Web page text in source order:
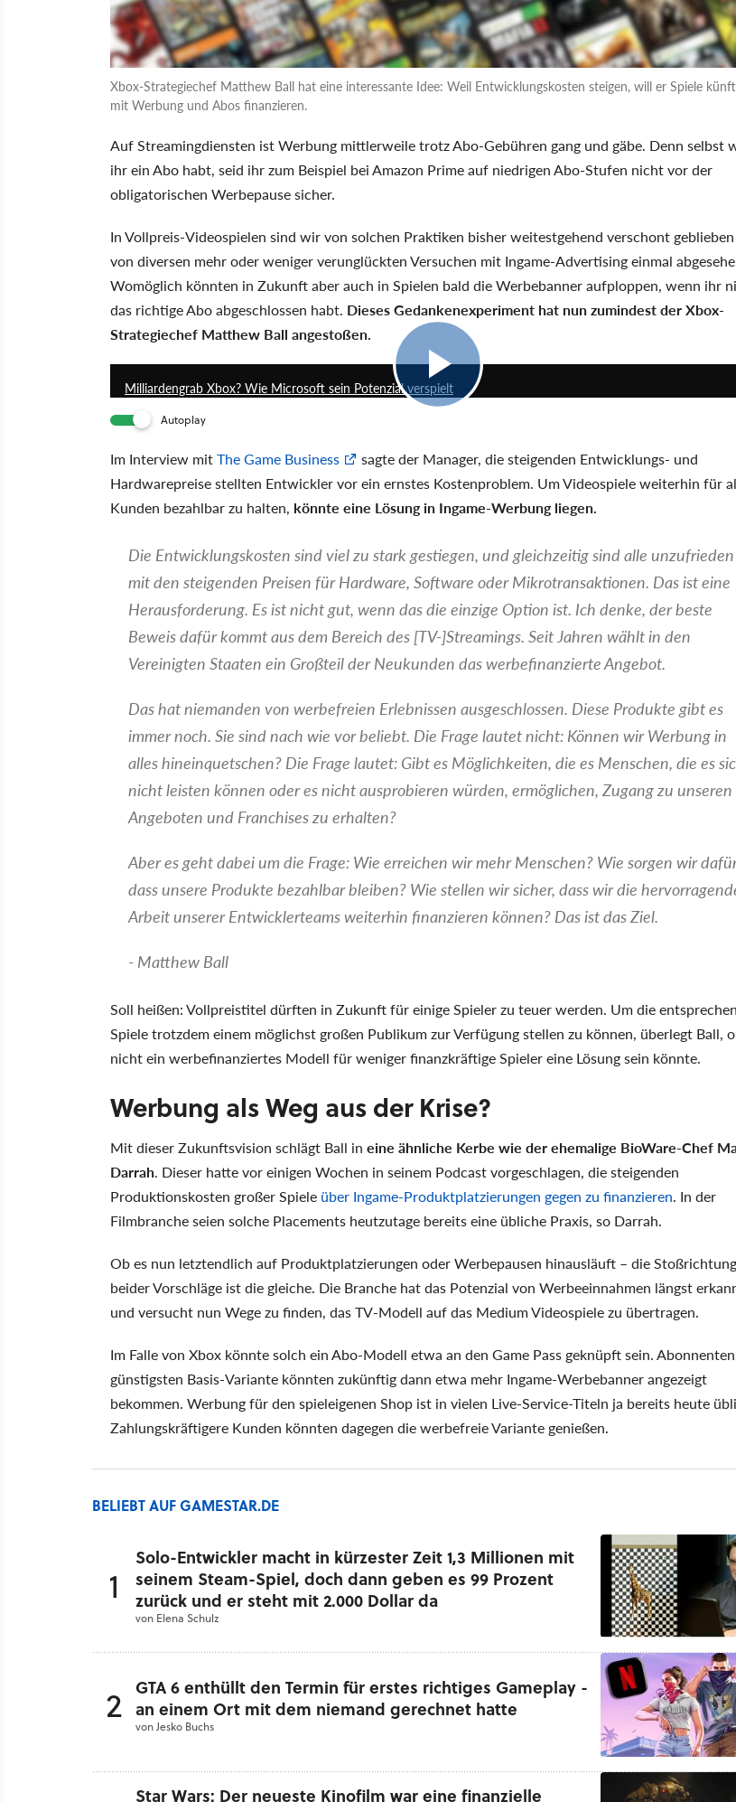
Xbox-Strategiechef Matthew Ball hat eine interessante Idee: Weil Entwicklungskosten steigen, will er Spiele
mit Werbung und Abos finanzieren.
Auf Streamingdiensten ist Werbung mittlerweile trotz Abo-Gebühren gang und gäbe. Denn selbst
ihr ein Abo habt, seid ihr zum Beispiel bei Amazon Prime auf niedrigen Abo-Stufen nicht vor der
obligatorischen Werbepause sicher.
In Vollpreis-Videospielen sind wir von solchen Praktiken bisher weitestgehend verschont
von diversen mehr oder weniger verunglückten Versuchen mit Ingame-Advertising einmal
Womöglich könnten in Zukunft aber auch in Spielen bald die Werbebanner aufploppen, wenn ihr
das richtige Abo abgeschlossen habt. Dieses Gedankenexperiment hat nun zumindest der Xbox-
Strategiechef Matthew Ball angestoßen.
Milliardengrab Xbox? Wie Microsoft sein Potenzial verspielt
Autoplay
Im Interview mitThe Game Business
sagte der Manager, die steigenden Entwicklungs- und
Hardwarepreise stellten Entwickler vor ein ernstes Kostenproblem. Um Videospiele weiterhin für
Kunden bezahlbar zu halten, könnte eine Lösung in Ingame-Werbung liegen.
Die Entwicklungskosten sind viel zu stark gestiegen, und gleichzeitig sind alle unzufrieden
mit den steigenden Preisen für Hardware, Software oder Mikrotransaktionen. Das ist eine
Herausforderung. Es ist nicht gut, wenn das die einzige Option ist. Ich denke, der beste
Beweis dafür kommt aus dem Bereich des [TV-]Streamings. Seit Jahren wählt in den
Vereinigten Staaten ein Großteil der Neukunden das werbefinanzierte Angebot.
Das hat niemanden von werbefreien Erlebnissen ausgeschlossen. Diese Produkte gibt es
immer noch. Sie sind nach wie vor beliebt. Die Frage lautet nicht: Können wir Werbung in
alles hineinquetschen? Die Frage lautet: Gibt es Möglichkeiten, die es Menschen, die es
nicht leisten können oder es nicht ausprobieren würden, ermöglichen, Zugang zu unseren
Angeboten und Franchises zu erhalten?
Aber es geht dabei um die Frage: Wie erreichen wir mehr Menschen? Wie sorgen wir
dass unsere Produkte bezahlbar bleiben? Wie stellen wir sicher, dass wir die
Arbeit unserer Entwicklerteams weiterhin finanzieren können? Das ist das Ziel.
- Matthew Ball
Soll heißen: Vollpreistitel dürften in Zukunft für einige Spieler zu teuer werden. Um die
Spiele trotzdem einem möglichst großen Publikum zur Verfügung stellen zu können, überlegt Ball,
nicht ein werbefinanziertes Modell für weniger finanzkräftige Spieler eine Lösung sein könnte.
Werbung als Weg aus der Krise?
Mit dieser Zukunftsvision schlägt Ball in eine ähnliche Kerbe wie der ehemalige BioWare-Chef
Darrah. Dieser hatte vor einigen Wochen in seinem Podcast vorgeschlagen, die steigenden
Produktionskosten großer Spiele über Ingame-Produktplatzierungen gegen zu finanzieren. In der
Filmbranche seien solche Placements heutzutage bereits eine übliche Praxis, so Darrah.
Ob es nun letztendlich auf Produktplatzierungen oder Werbepausen hinausläuft – die Stoßrichtung
beider Vorschläge ist die gleiche. Die Branche hat das Potenzial von Werbeeinnahmen längst
und versucht nun Wege zu finden, das TV-Modell auf das Medium Videospiele zu übertragen.
Im Falle von Xbox könnte solch ein Abo-Modell etwa an den Game Pass geknüpft sein.
günstigsten Basis-Variante könnten zukünftig dann etwa mehr Ingame-Werbebanner angezeigt
bekommen. Werbung für den spieleigenen Shop ist in vielen Live-Service-Titeln ja bereits heute
Zahlungskräftigere Kunden könnten dagegen die werbefreie Variante genießen.
BELIEBT AUF GAMESTAR.DE
1
Solo-Entwickler macht in kürzester Zeit 1,3 Millionen mit
seinem Steam-Spiel, doch dann geben es 99 Prozent
zurück und er steht mit 2.000 Dollar da
von Elena Schulz
2
GTA 6 enthüllt den Termin für erstes richtiges Gameplay -
an einem Ort mit dem niemand gerechnet hatte
vonJesko Buchs
Star Wars: Der neueste Kinofilm war eine finanzielle